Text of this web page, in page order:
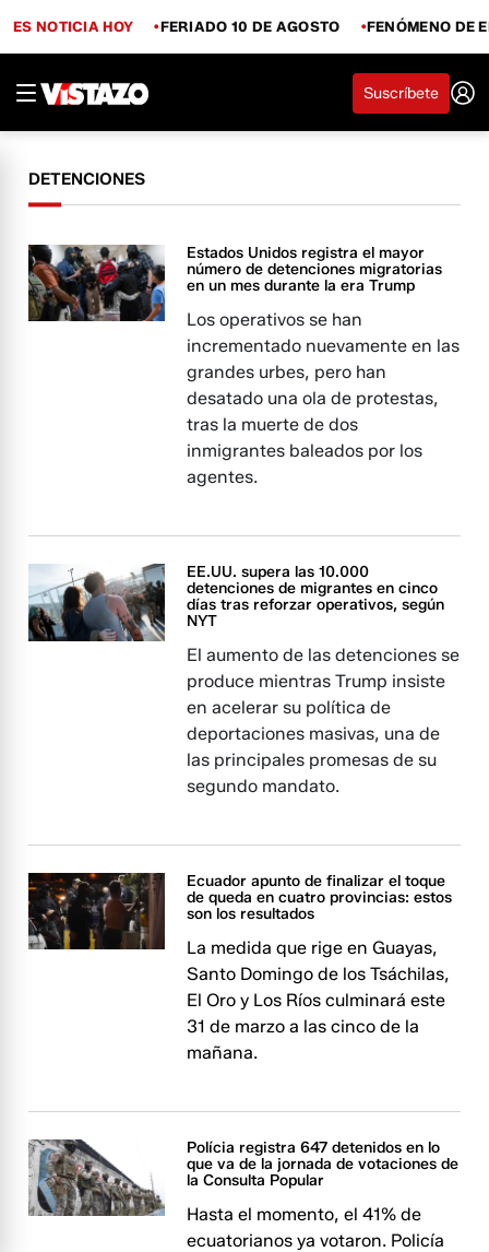
ES NOTICIA HOY FERIADO 10 DE AGOSTO FENÓMENO DE
Suscríbete
DETENCIONES
Estados Unidos registra el mayor
número de detenciones migratorias
en un mes durante la era Trump
Los operativos se han
incrementado nuevamente en las
grandes urbes, pero han
desatado una ola de protestas,
tras la muerte de dos
inmigrantes baleados por los
agentes.
EE.UU. supera las 10.000
detenciones de migrantes en cinco
días tras reforzar operativos, según
NYT
El aumento de las detenciones se
produce mientras Trump insiste
en acelerar su política de
deportaciones masivas, una de
las principales promesas de su
segundo mandato.
Ecuador apunto de finalizar el toque
de queda en cuatro provincias: estos
son los resultados
La medida que rige en Guayas,
Santo Domingo de los Tsáchilas,
El Oro y Los Ríos culminará este
31 de marzo a las cinco de la
mañana.
Polícia registra 647 detenidos en lo
que va de la jornada de votaciones de
la Consulta Popular
Hasta el momento, el 41% de
ecuatorianos ya votaron. Policía